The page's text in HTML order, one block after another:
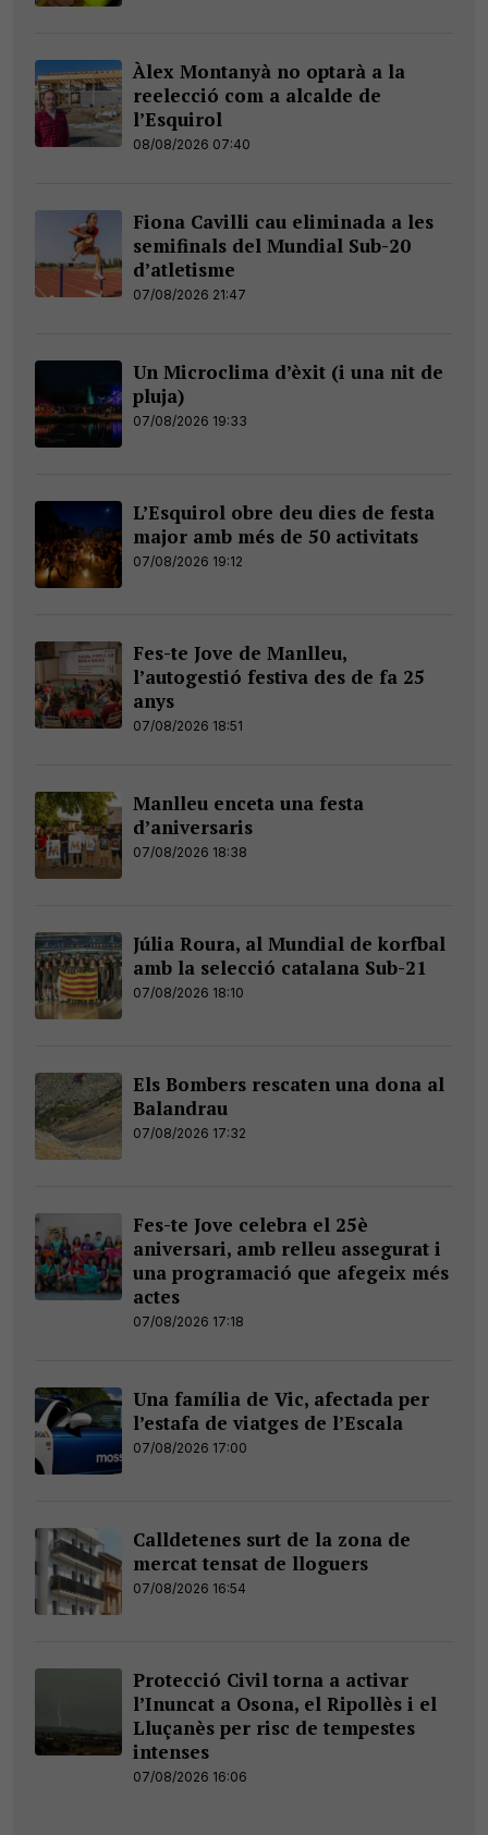
Àlex Montanyà no optarà a la
reelecció com a alcalde de
l’Esquirol
08/08/2026 07:40
Fiona Cavilli cau eliminada a les
semifinals del Mundial Sub-20
d’atletisme
07/08/2026 21:47
Un Microclima d’èxit (i una nit de
pluja)
07/08/2026 19:33
L’Esquirol obre deu dies de festa
major amb més de 50 activitats
07/08/2026 19:12
Fes-te Jove de Manlleu,
l’autogestió festiva des de fa 25
anys
07/08/2026 18:51
Manlleu enceta una festa
d’aniversaris
07/08/2026 18:38
Júlia Roura, al Mundial de korfbal
amb la selecció catalana Sub-21
07/08/2026 18:10
Els Bombers rescaten una dona al
Balandrau
07/08/2026 17:32
Fes-te Jove celebra el 25è
aniversari, amb relleu assegurat i
una programació que afegeix més
actes
07/08/2026 17:18
Una família de Vic, afectada per
l’estafa de viatges de l’Escala
07/08/2026 17:00
Calldetenes surt de la zona de
mercat tensat de lloguers
07/08/2026 16:54
Protecció Civil torna a activar
l’Inuncat a Osona, el Ripollès i el
Lluçanès per risc de tempestes
intenses
07/08/2026 16:06